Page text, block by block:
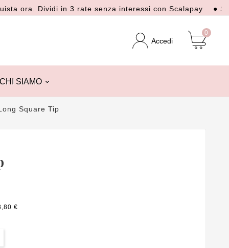
Dividi in 3 rate senza interessi con Scalapay ●
Accedi
0
CHI SIAMO
Square Tip
€